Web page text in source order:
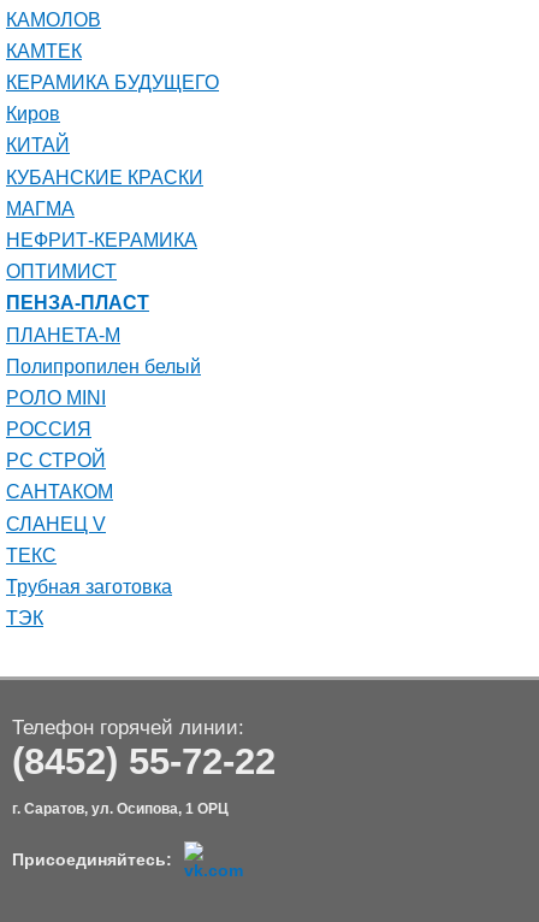
КАМОЛОВ
КАМТЕК
КЕРАМИКА БУДУЩЕГО
Киров
КИТАЙ
КУБАНСКИЕ КРАСКИ
МАГМА
НЕФРИТ-КЕРАМИКА
ОПТИМИСТ
ПЕНЗА-ПЛАСТ
ПЛАНЕТА-М
Полипропилен белый
РОЛО MINI
РОССИЯ
РС СТРОЙ
САНТАКОМ
СЛАНЕЦ V
ТЕКС
Трубная заготовка
ТЭК
Телефон горячей линии:
(8452) 55-72-22
г. Саратов, ул. Осипова, 1 ОРЦ
Присоединяйтесь: